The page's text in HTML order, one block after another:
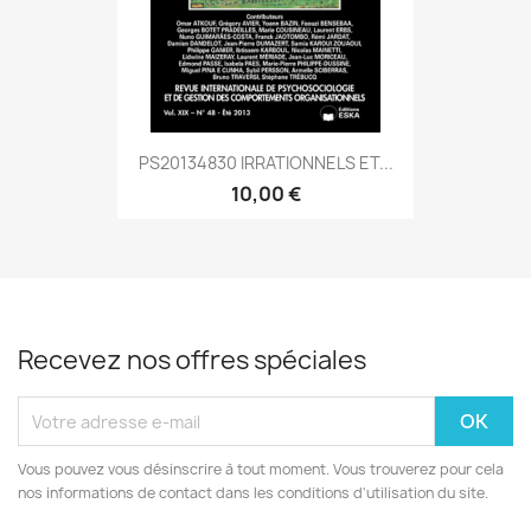
PS20134830 IRRATIONNELS ET...
10,00 €
Recevez nos offres spéciales
Vous pouvez vous désinscrire à tout moment. Vous trouverez pour cela
nos informations de contact dans les conditions d'utilisation du site.